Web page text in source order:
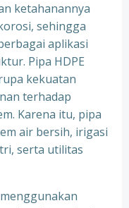
ketahanannya
sehingga
aplikasi
Pipa HDPE
kekuatan
terhadap
Karena itu, pipa
air bersih, irigasi
serta utilitas